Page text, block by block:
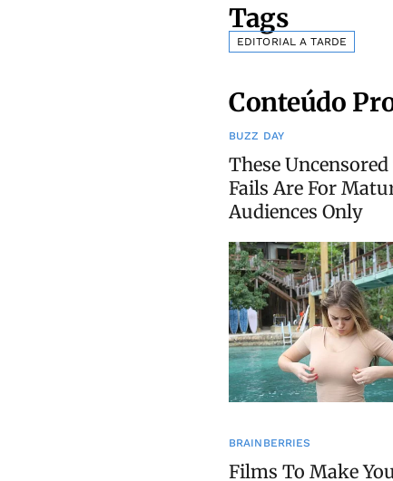
Tags
EDITORIAL A TARDE